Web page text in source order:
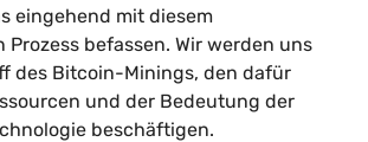
eingehend mit diesem
Prozess befassen. Wir werden uns
des Bitcoin-Minings, den dafür
und der Bedeutung der
beschäftigen.